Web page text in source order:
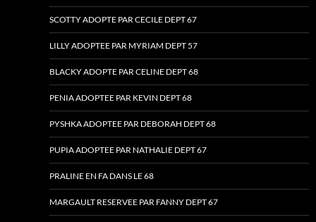
SCOTTY ADOPTE PAR CECILE DEPT 67
LILLY ADOPTEE PAR MYRIAM DEPT 57
BLACKY ADOPTE PAR CELINE DEPT 68
PENIA ADOPTEE PAR KEVIN DEPT 68
PYSHKA ADOPTEE PAR DEBORAH DEPT 68
PUPIA ADOPTEE PAR NATHALIE DEPT 67
PRALINE EN FA DANS LE 68
MARGAULT RESERVEE PAR FANNY DEPT 67